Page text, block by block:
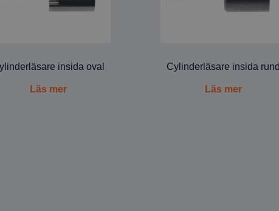
insida oval
Läs mer
Cylinderläsare insida rund
Läs mer